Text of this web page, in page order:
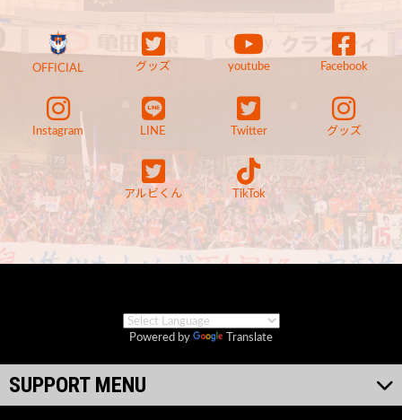
OFFICIAL グッズ youtube Facebook
Instagram LINE Twitter グッズ
アルビくん TikTok
Powered by Translate
SUPPORT MENU